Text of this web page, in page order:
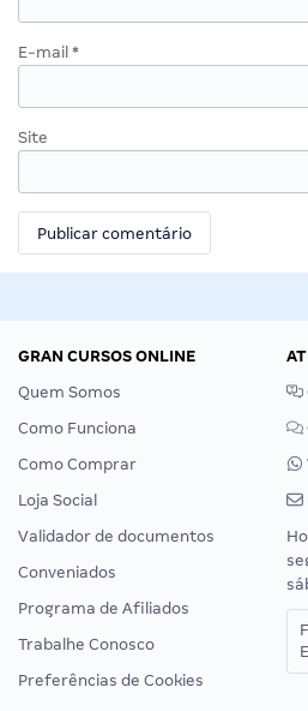
E-mail *
Site
GRAN CURSOS ONLINE
Quem Somos
Como Funciona
Como Comprar
Loja Social
Validador de documentos
Conveniados
Programa de Afiliados
Trabalhe Conosco
Preferências de Cookies